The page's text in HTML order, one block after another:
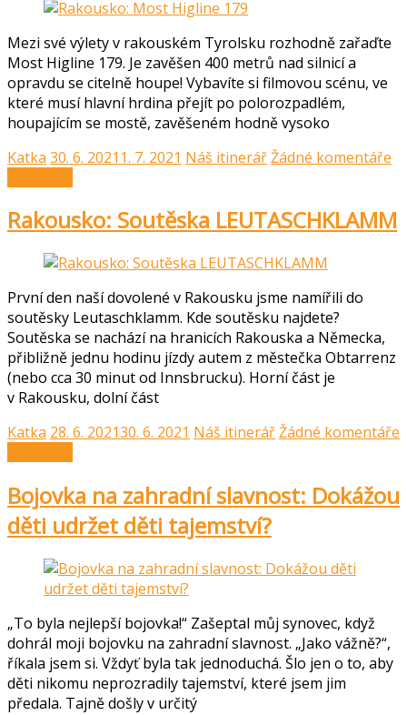
Mezi své výlety v rakouském Tyrolsku rozhodně zařaďte
Most Higline 179. Je zavěšen 400 metrů nad silnicí a
opravdu se citelně houpe! Vybavíte si filmovou scénu, ve
které musí hlavní hrdina přejít po polorozpadlém,
houpajícím se mostě, zavěšeném hodně vysoko
Katka 30. 6. 2021 1. 7. 2021 Náš itinerářŽádné komentáře
Rakousko: Soutěska LEUTASCHKLAMM
První den naší dovolené v Rakousku jsme namířili do
soutěsky Leutaschklamm. Kde soutěsku najdete?
Soutěska se nachází na hranicích Rakouska a Německa,
přibližně jednu hodinu jízdy autem z městečka Obtarrenz
(nebo cca 30 minut od Innsbrucku). Horní část je
v Rakousku, dolní část
Katka 28. 6. 202130. 6. 2021 Náš itinerářŽádné komentáře
Bojovka na zahradní slavnost: Dokážou
děti udržet děti tajemství?
„To byla nejlepší bojovka!“ Zašeptal můj synovec, když
dohrál moji bojovku na zahradní slavnost. „Jako vážně?“,
říkala jsem si. Vždyť byla tak jednoduchá. Šlo jen o to, aby
děti nikomu neprozradily tajemství, které jsem jim
předala. Tajně došly v určitý